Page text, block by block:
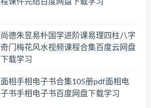
程课件完结百度网盘下载学习
尚德朱昱易朴国学进阶课易理四柱八字
奇门梅花风水视频课程合集百度云网盘
下载学习
面相手相电子书合集105册pdf面相电
子书手相电子书百度网盘下载学习